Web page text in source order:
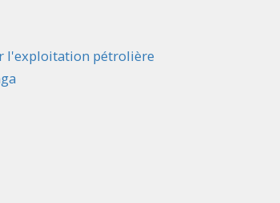
l'exploitation pétrolière